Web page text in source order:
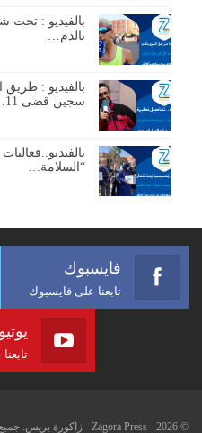
بالفيديو : تحت
بالدم…
بالفيديو : طريق
سجين قضى 11…
“السلامة…
فايسبوك
تابعنا على فايسبوك
© 2026 - Zagora Press - زاكورة بريس. جميع الحقوق محفوظة. شركة الشرفاء للتواصل